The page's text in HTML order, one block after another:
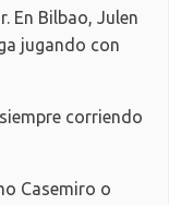
En Bilbao, Julen
jugando con
corriendo
Casemiro o